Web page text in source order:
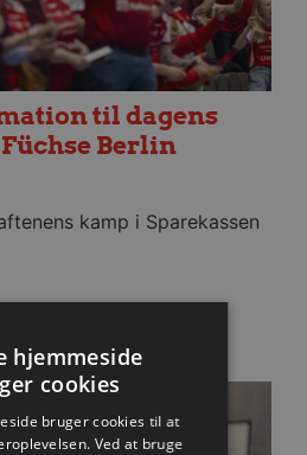
til dagens
Berlin
kamp i Sparekassen
hjemmeside
cookies
bruger cookies til at
Ved at bruge